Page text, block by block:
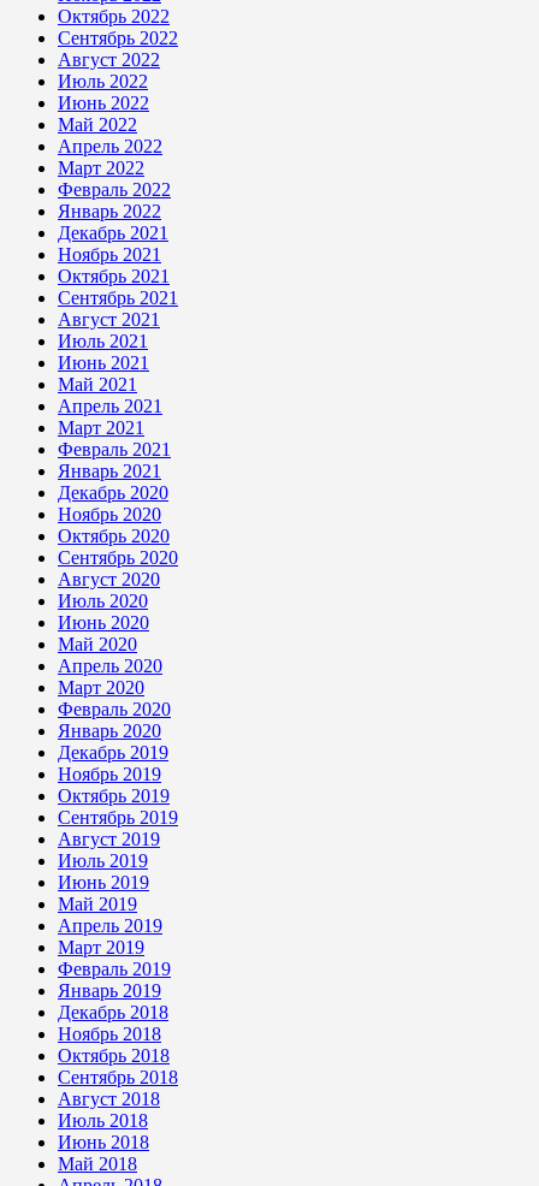
Октябрь 2022
Сентябрь 2022
Август 2022
Июль 2022
Июнь 2022
Май 2022
Апрель 2022
Март 2022
Февраль 2022
Январь 2022
Декабрь 2021
Ноябрь 2021
Октябрь 2021
Сентябрь 2021
Август 2021
Июль 2021
Июнь 2021
Май 2021
Апрель 2021
Март 2021
Февраль 2021
Январь 2021
Декабрь 2020
Ноябрь 2020
Октябрь 2020
Сентябрь 2020
Август 2020
Июль 2020
Июнь 2020
Май 2020
Апрель 2020
Март 2020
Февраль 2020
Январь 2020
Декабрь 2019
Ноябрь 2019
Октябрь 2019
Сентябрь 2019
Август 2019
Июль 2019
Июнь 2019
Май 2019
Апрель 2019
Март 2019
Февраль 2019
Январь 2019
Декабрь 2018
Ноябрь 2018
Октябрь 2018
Сентябрь 2018
Август 2018
Июль 2018
Июнь 2018
Май 2018